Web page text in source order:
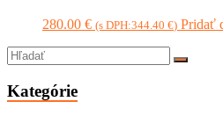
280.00 € (s DPH:344.40 €) Pridať
Kategórie